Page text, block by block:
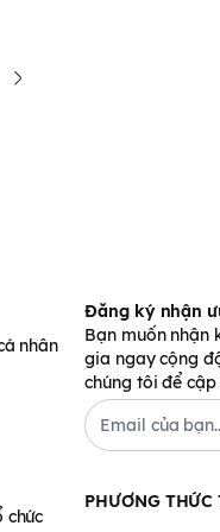
nhân
chức
Đăng ký nhận
Bạn muốn nhận
gia ngay cộng
chúng tôi để
PHƯƠNG